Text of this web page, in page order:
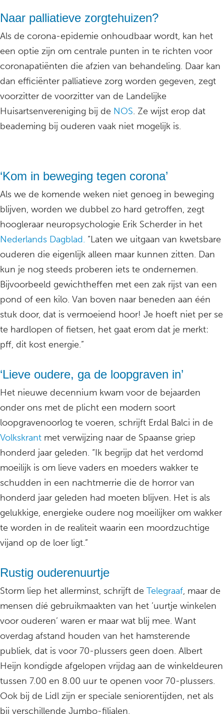
Naar palliatieve zorgtehuizen?
Als de corona-epidemie onhoudbaar wordt, kan het
een optie zijn om centrale punten in te richten voor
coronapatiënten die afzien van behandeling. Daar kan
dan efficiënter palliatieve zorg worden gegeven, zegt
voorzitter de voorzitter van de Landelijke
Huisartsenvereniging bij de NOS. Ze wijst erop dat
beademing bij ouderen vaak niet mogelijk is.
‘Kom in beweging tegen corona’
Als we de komende weken niet genoeg in beweging
blijven, worden we dubbel zo hard getroffen, zegt
hoogleraar neuropsychologie Erik Scherder in het
Nederlands Dagblad. “Laten we uitgaan van kwetsbare
ouderen die eigenlijk alleen maar kunnen zitten. Dan
kun je nog steeds proberen iets te ondernemen.
Bijvoorbeeld gewichtheffen met een zak rijst van een
pond of een kilo. Van boven naar beneden aan één
stuk door, dat is vermoeiend hoor! Je hoeft niet per se
te hardlopen of fietsen, het gaat erom dat je merkt:
pff, dit kost energie.”
‘Lieve oudere, ga de loopgraven in’
Het nieuwe decennium kwam voor de bejaarden
onder ons met de plicht een modern soort
loopgravenoorlog te voeren, schrijft Erdal Balci in de
Volkskrant met verwijzing naar de Spaanse griep
honderd jaar geleden. “Ik begrijp dat het verdomd
moeilijk is om lieve vaders en moeders wakker te
schudden in een nachtmerrie die de horror van
honderd jaar geleden had moeten blijven. Het is als
gelukkige, energieke oudere nog moeilijker om wakker
te worden in de realiteit waarin een moordzuchtige
vijand op de loer ligt.”
Rustig ouderenuurtje
Storm liep het allerminst, schrijft de Telegraaf, maar de
mensen díé gebruikmaakten van het ’uurtje winkelen
voor ouderen’ waren er maar wat blij mee. Want
overdag afstand houden van het hamsterende
publiek, dat is voor 70-plussers geen doen. Albert
Heijn kondigde afgelopen vrijdag aan de winkeldeuren
tussen 7.00 en 8.00 uur te openen voor 70-plussers.
Ook bij de Lidl zijn er speciale seniorentijden, net als
bij verschillende Jumbo-filialen.